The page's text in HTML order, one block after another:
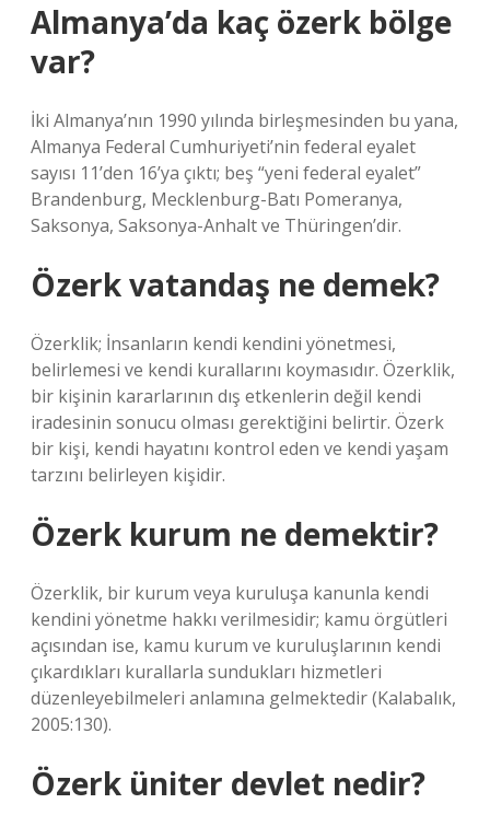
Almanya’da kaç özerk bölge
var?
İki Almanya’nın 1990 yılında birleşmesinden bu yana,
Almanya Federal Cumhuriyeti’nin federal eyalet
sayısı 11’den 16’ya çıktı; beş “yeni federal eyalet”
Brandenburg, Mecklenburg-Batı Pomeranya,
Saksonya, Saksonya-Anhalt ve Thüringen’dir.
Özerk vatandaş ne demek?
Özerklik; İnsanların kendi kendini yönetmesi,
belirlemesi ve kendi kurallarını koymasıdır. Özerklik,
bir kişinin kararlarının dış etkenlerin değil kendi
iradesinin sonucu olması gerektiğini belirtir. Özerk
bir kişi, kendi hayatını kontrol eden ve kendi yaşam
tarzını belirleyen kişidir.
Özerk kurum ne demektir?
Özerklik, bir kurum veya kuruluşa kanunla kendi
kendini yönetme hakkı verilmesidir; kamu örgütleri
açısından ise, kamu kurum ve kuruluşlarının kendi
çıkardıkları kurallarla sundukları hizmetleri
düzenleyebilmeleri anlamına gelmektedir (Kalabalık,
2005:130).
Özerk üniter devlet nedir?